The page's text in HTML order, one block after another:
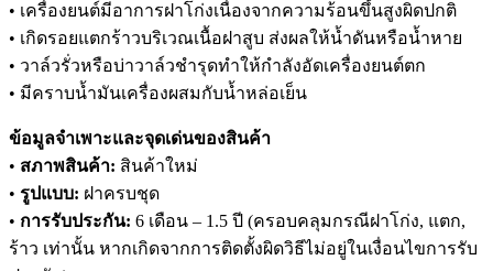
• เครื่องยนต์มีอาการฝาโก่งเนื่องจากความร้อนขึ้นสูงผิดปกติ
• เกิดรอยแตกร้าวบริเวณเนื้อฝาสูบ ส่งผลให้น้ำดันหรือน้ำหาย
• วาล์วรั่วหรือบ่าวาล์วชำรุดทำให้กำลังอัดเครื่องยนต์ตก
• มีคราบน้ำมันเครื่องผสมกับน้ำหล่อเย็น
ข้อมูลจำเพาะและจุดเด่นของสินค้า
• สภาพสินค้า: สินค้าใหม่
• รูปแบบ: ฝาครบชุด
• การรับประกัน: 6 เดือน – 1.5 ปี (ครอบคลุมกรณีฝาโก่ง, แตก,
ร้าว เท่านั้น หากเกิดจากการติดตั้งผิดวิธีไม่อยู่ในเงื่อนไขการรับ